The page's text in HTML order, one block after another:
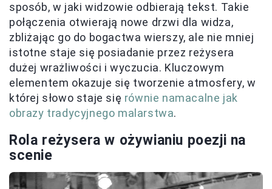
sposób, w jaki widzowie odbierają tekst. Takie
połączenia otwierają nowe drzwi dla widza,
zbliżając go do bogactwa wierszy, ale nie mniej
istotne staje się posiadanie przez reżysera
dużej wrażliwości i wyczucia. Kluczowym
elementem okazuje się tworzenie atmosfery, w
której słowo staje się równie namacalne jak
obrazy tradycyjnego malarstwa.
Rola reżysera w ożywianiu poezji na
scenie